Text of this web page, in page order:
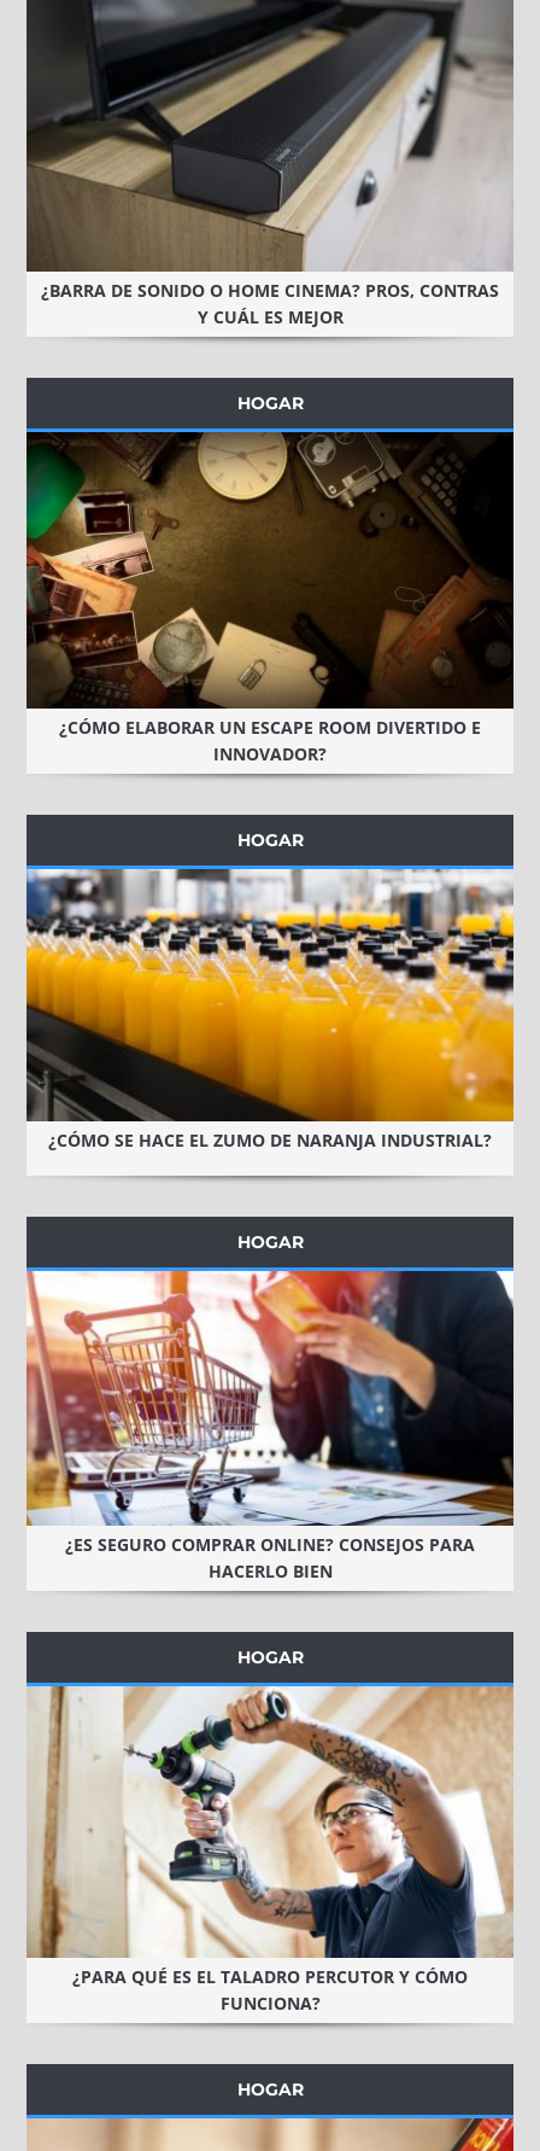
¿BARRA DE SONIDO O HOME CINEMA? PROS, CONTRAS
Y CUÁL ES MEJOR
HOGAR
¿CÓMO ELABORAR UN ESCAPE ROOM DIVERTIDO E
INNOVADOR?
HOGAR
¿CÓMO SE HACE EL ZUMO DE NARANJA INDUSTRIAL?
HOGAR
¿ES SEGURO COMPRAR ONLINE? CONSEJOS PARA
HACERLO BIEN
HOGAR
¿PARA QUÉ ES EL TALADRO PERCUTOR Y CÓMO
FUNCIONA?
HOGAR